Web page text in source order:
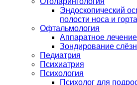
Эндоскопический
полости носа и
Офтальмология
Аппаратное
Зондирование
Педиатрия
Психиатрия
Психология
Психолог для